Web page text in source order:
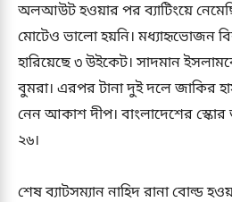
অলআউট হওয়ার পর ব্যাটিংয়ে
মোটেও ভালো হয়নি। মধ্যাহৃভোজন
হারিয়েছে ৩ উইকেট। সাদমান
বুমরা। এরপর টানা দুই দলে জাকির
নেন আকাশ দীপ। বাংলাদেশের
২৬।
শেষ ব্যাটসম্যান নাহিদ রানা বোল্ড